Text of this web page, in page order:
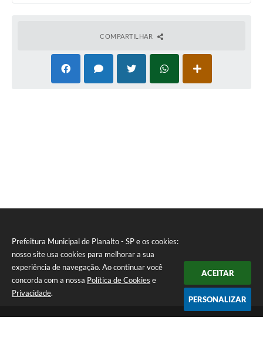
Prefeitura Municipal de Planalto - SP e os cookies:
nosso site usa cookies para melhorar a sua
experiência de navegação. Ao continuar você
concorda com a nossa Política de Cookies e
Privacidade.
ACEITAR
PERSONALIZAR
COMPARTILHAR